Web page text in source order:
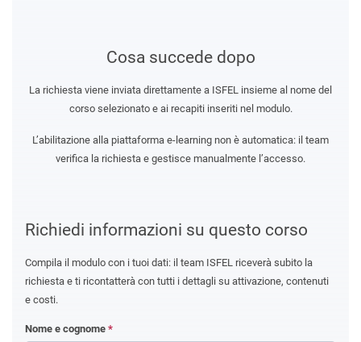
Richiedi informazioni su questo corso
Compila il modulo con i tuoi dati: il team ISFEL riceverà subito la
richiesta e ti ricontatterà con tutti i dettagli su attivazione, contenuti
e costi.
Nome e cognome *
Cosa succede dopo
La richiesta viene inviata direttamente a ISFEL insieme al nome del
corso selezionato e ai recapiti inseriti nel modulo.
L’abilitazione alla piattaforma e-learning non è automatica: il team
verifica la richiesta e gestisce manualmente l’accesso.